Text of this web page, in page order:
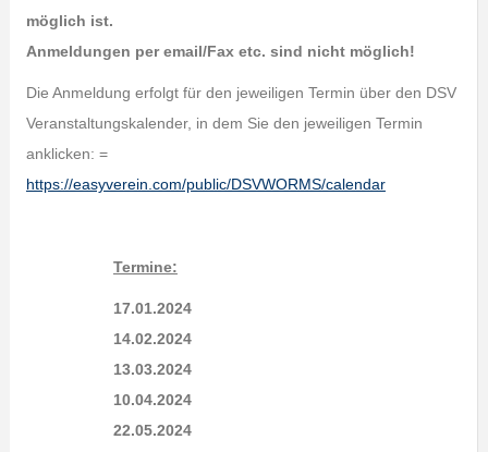
möglich ist.
Anmeldungen per email/Fax etc. sind nicht möglich!
Die Anmeldung erfolgt für den jeweiligen Termin über den DSV
Veranstaltungskalender, in dem Sie den jeweiligen Termin
anklicken: =
https://easyverein.com/public/DSVWORMS/calendar
Termine:
17.01.2024
14.02.2024
13.03.2024
10.04.2024
22.05.2024